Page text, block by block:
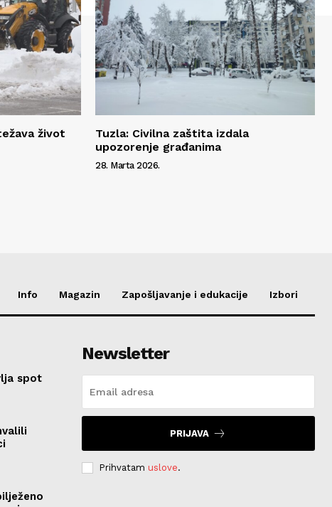
život
Tuzla: Civilna zaštita izdala
upozorenje građanima
28. Marta 2026.
Info Magazin Zapošljavanje i edukacije Izbori
spot
Newsletter
PRIJAVA
Prihvatam uslove.